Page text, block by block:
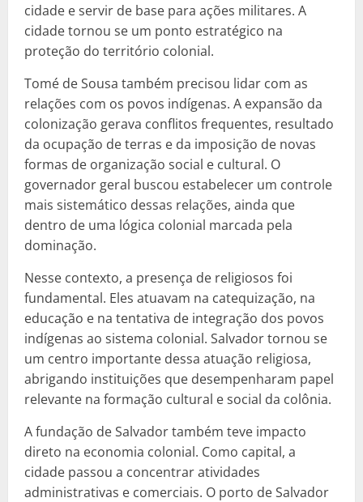
cidade e servir de base para ações militares. A
cidade tornou se um ponto estratégico na
proteção do território colonial.
Tomé de Sousa também precisou lidar com as
relações com os povos indígenas. A expansão da
colonização gerava conflitos frequentes, resultado
da ocupação de terras e da imposição de novas
formas de organização social e cultural. O
governador geral buscou estabelecer um controle
mais sistemático dessas relações, ainda que
dentro de uma lógica colonial marcada pela
dominação.
Nesse contexto, a presença de religiosos foi
fundamental. Eles atuavam na catequização, na
educação e na tentativa de integração dos povos
indígenas ao sistema colonial. Salvador tornou se
um centro importante dessa atuação religiosa,
abrigando instituições que desempenharam papel
relevante na formação cultural e social da colônia.
A fundação de Salvador também teve impacto
direto na economia colonial. Como capital, a
cidade passou a concentrar atividades
administrativas e comerciais. O porto de Salvador